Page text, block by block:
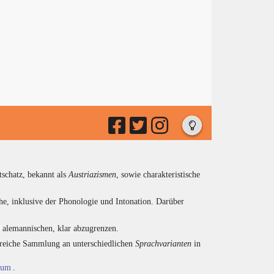
bekannt alsAustriazismen, sowie charakteristische
inklusive der Phonologie und Intonation. Darüber
klar abzugrenzen.
Sammlung an unterschiedlichen Sprachvarianten in
.